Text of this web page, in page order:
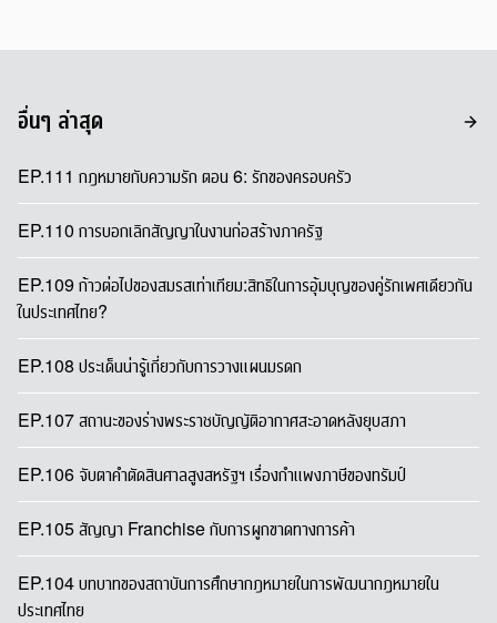
อื่นๆ ล่าสุด
EP.111 กฎหมายกับความรัก ตอน 6: รักของครอบครัว
EP.110 การบอกเลิกสัญญาในงานก่อสร้างภาครัฐ
EP.109 ก้าวต่อไปของสมรสเท่าเทียม:สิทธิในการอุ้มบุญของคู่รักเพศเดียวกัน
ในประเทศไทย?
EP.108 ประเด็นน่ารู้เกี่ยวกับการวางแผนมรดก
EP.107 สถานะของร่างพระราชบัญญัติอากาศสะอาดหลังยุบสภา
EP.106 จับตาคำตัดสินศาลสูงสหรัฐฯ เรื่องกำแพงภาษีของทรัมป์
EP.105 สัญญา Franchise กับการผูกขาดทางการค้า
EP.104 บทบาทของสถาบันการศึกษากฎหมายในการพัฒนากฎหมายใน
ประเทศไทย